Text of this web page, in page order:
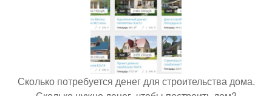
Сколько потребуется денег для строительства дома.